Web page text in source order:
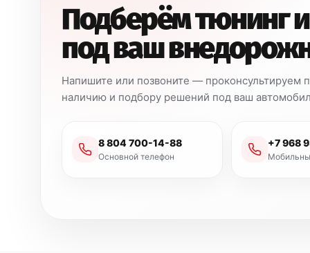
Подберём тюнинг
под ваш
Напишите или позвоните — проконсультируем
наличию и подбору решений под ваш
8 804 700-14-88
Основной телефон
+7 968